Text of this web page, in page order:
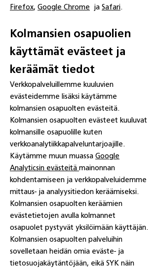
Firefox, Google Chrome ja Safari.
Kolmansien osapuolien
käyttämät evästeet ja
keräämät tiedot
Verkkopalveluillemme kuuluvien
evästeidemme lisäksi käytämme
kolmansien osapuolten evästeitä.
Kolmansien osapuolten evästeet kuuluvat
kolmansille osapuolille kuten
verkkoanalytiikkapalveluntarjoajille.
Käytämme muun muassa Google
Analyticsin evästeitä mainonnan
kohdentamiseen ja verkkopalveluidemme
mittaus- ja analyysitiedon keräämiseksi.
Kolmansien osapuolten keräämien
evästetietojen avulla kolmannet
osapuolet pystyvät yksilöimään käyttäjän.
Kolmansien osapuolten palveluihin
sovelletaan heidän omia eväste- ja
tietosuojakäytäntöjään, eikä SYK näin